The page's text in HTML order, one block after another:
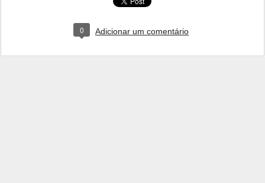
0 Adicionar um comentário